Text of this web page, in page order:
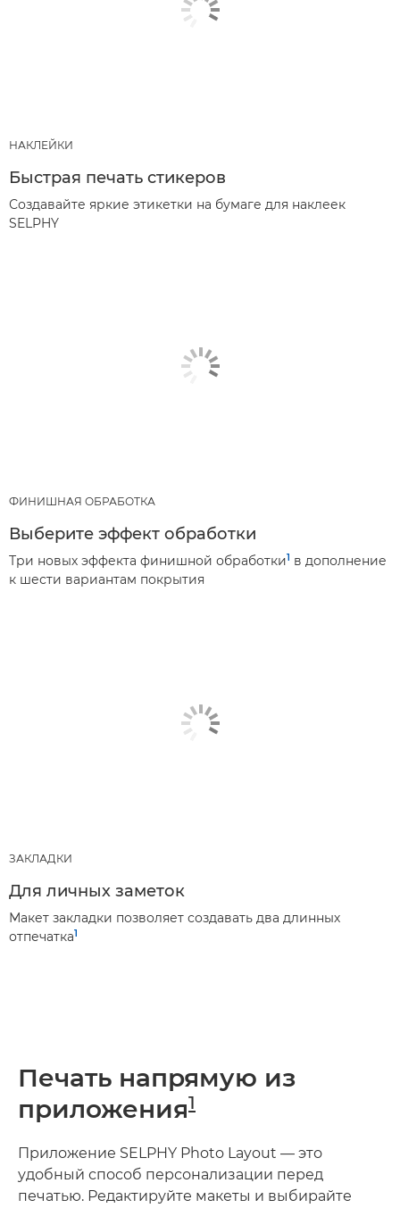
НАКЛЕЙКИ
Быстрая печать стикеров
Создавайте яркие этикетки на бумаге для наклеек
SELPHY
ФИНИШНАЯ ОБРАБОТКА
Выберите эффект обработки
Три новых эффекта финишной обработки1 в дополнение
к шести вариантам покрытия
ЗАКЛАДКИ
Для личных заметок
Макет закладки позволяет создавать два длинных
отпечатка1
Печать напрямую из
приложения1
Приложение SELPHY Photo Layout — это
удобный способ персонализации перед
печатью. Редактируйте макеты и выбирайте